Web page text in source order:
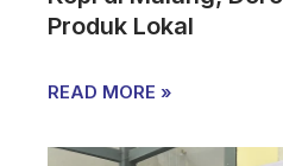
Produk Lokal
READ MORE »